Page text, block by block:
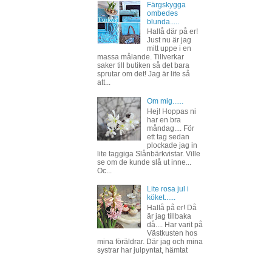
Färgskygga
ombedes
blunda.....
Hallå där på er!
Just nu är jag
mitt uppe i en
massa målande. Tillverkar
saker till butiken så det bara
sprutar om det! Jag är lite så
att...
Om mig......
Hej! Hoppas ni
har en bra
måndag.... För
ett tag sedan
plockade jag in
lite taggiga Slånbärkvistar. Ville
se om de kunde slå ut inne...
Oc...
Lite rosa jul i
köket......
Hallå på er! Då
är jag tillbaka
då.... Har varit på
Västkusten hos
mina föräldrar. Där jag och mina
systrar har julpyntat, hämtat